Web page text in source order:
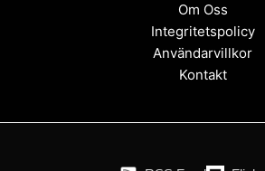
Om Oss
Integritetspolicy
Användarvillkor
Kontakt